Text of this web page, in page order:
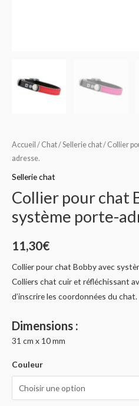
Accueil / Chat/Sellerie chat/ Collier
adresse.
Sellerie chat
Collier pour chat
système porte-
11,30€
Collier pour chat Bobby avec
Colliers chat cuir et réfléchissant
d’inscrire les coordonnées du chat.
Dimensions :
31 cm x 10 mm
Couleur